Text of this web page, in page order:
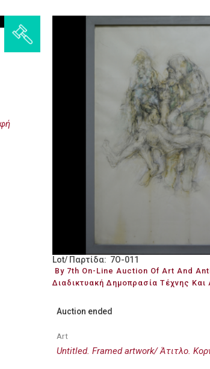
Lot/ Παρτίδα: 7O-011
By 7th On-Line Auction Of Art And
Διαδικτυακή Δημοπρασία Τέχνης Και
Auction ended
Art
Untitled. Framed artwork/ Άτιτλο.